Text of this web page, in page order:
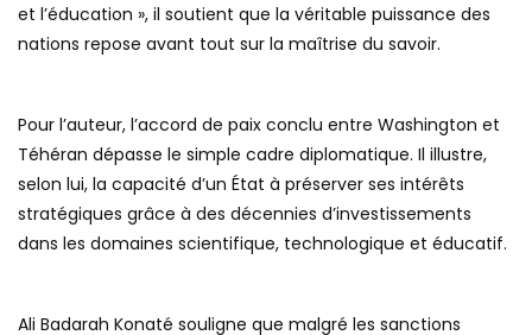
et l’éducation », il soutient que la véritable puissance des
nations repose avant tout sur la maîtrise du savoir.
Pour l’auteur, l’accord de paix conclu entre Washington et
Téhéran dépasse le simple cadre diplomatique. Il illustre,
selon lui, la capacité d’un État à préserver ses intérêts
stratégiques grâce à des décennies d’investissements
dans les domaines scientifique, technologique et éducatif.
Ali Badarah Konaté souligne que malgré les sanctions